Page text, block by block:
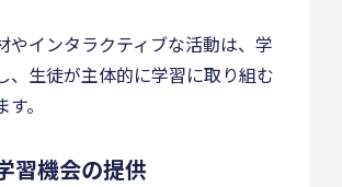
やインタラクティブな活動は、学
、生徒が主体的に学習に取り組む
。
習機会の提供